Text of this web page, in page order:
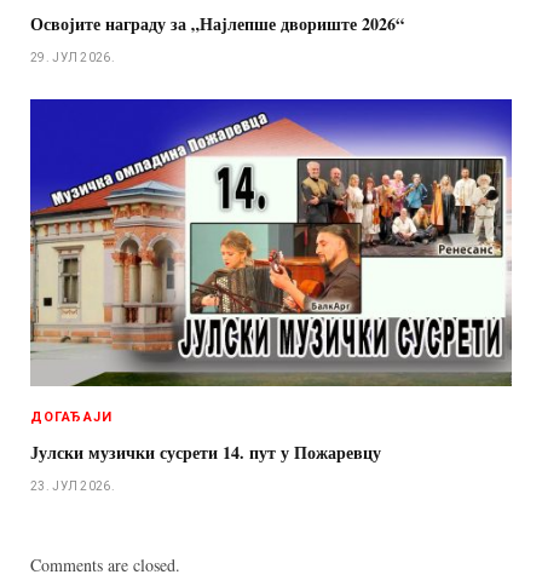
Освојите награду за „Најлепше двориште 2026“
29. ЈУЛ 2026.
ДОГАЂАЈИ
Јулски музички сусрети 14. пут у Пожаревцу
23. ЈУЛ 2026.
Comments are closed.